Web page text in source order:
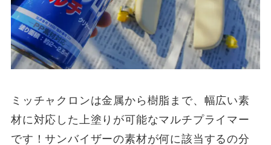
ミッチャクロンは金属から樹脂まで、幅広い素
材に対応した上塗りが可能なマルチプライマー
です！サンバイザーの素材が何に該当するの分